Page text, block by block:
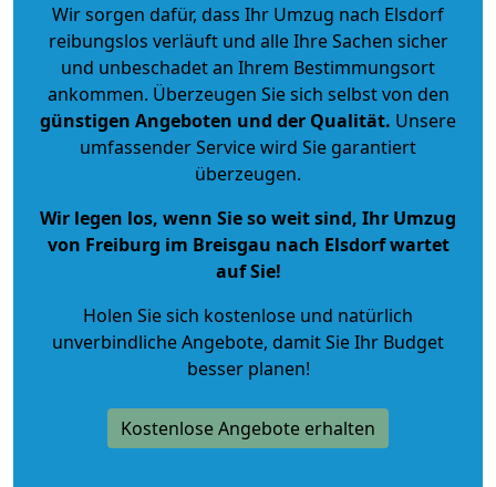
Wir sorgen dafür, dass Ihr Umzug nach Elsdorf
reibungslos verläuft und alle Ihre Sachen sicher
und unbeschadet an Ihrem Bestimmungsort
ankommen. Überzeugen Sie sich selbst von den
günstigen Angeboten und der Qualität. Unsere
umfassender Service wird Sie garantiert
überzeugen.
Wir legen los, wenn Sie so weit sind, Ihr Umzug
von Freiburg im Breisgau nach Elsdorf wartet
auf Sie!
Holen Sie sich kostenlose und natürlich
unverbindliche Angebote, damit Sie Ihr Budget
besser planen!
Kostenlose Angebote erhalten